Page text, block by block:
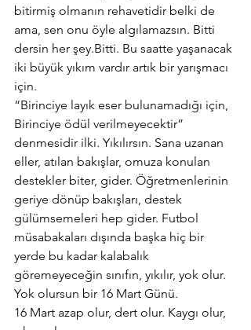
bitirmiş olmanın rehavetidir belki de
ama, sen onu öyle algılamazsın. Bitti
dersin her şey.Bitti. Bu saatte yaşanacak
iki büyük yıkım vardır artık bir yarışmacı
için.
“Birinciye layık eser bulunamadığı için,
Birinciye ödül verilmeyecektir”
denmesidir ilki. Yıkılırsın. Sana uzanan
eller, atılan bakışlar, omuza konulan
destekler biter, gider. Öğretmenlerinin
geriye dönüp bakışları, destek
gülümsemeleri hep gider. Futbol
müsabakaları dışında başka hiç bir
yerde bu kadar kalabalık
göremeyeceğin sınıfın, yıkılır, yok olur.
Yok olursun bir 16 Mart Günü.
16 Mart azap olur, dert olur. Kaygı olur,